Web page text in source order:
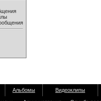
Альбомы Видеоклипы